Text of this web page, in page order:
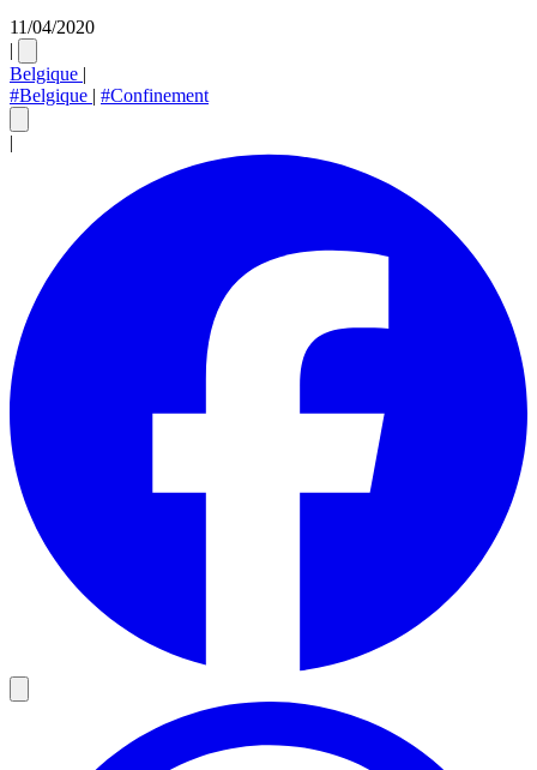
11/04/2020
|
Belgique |
#Belgique | #Confinement
|